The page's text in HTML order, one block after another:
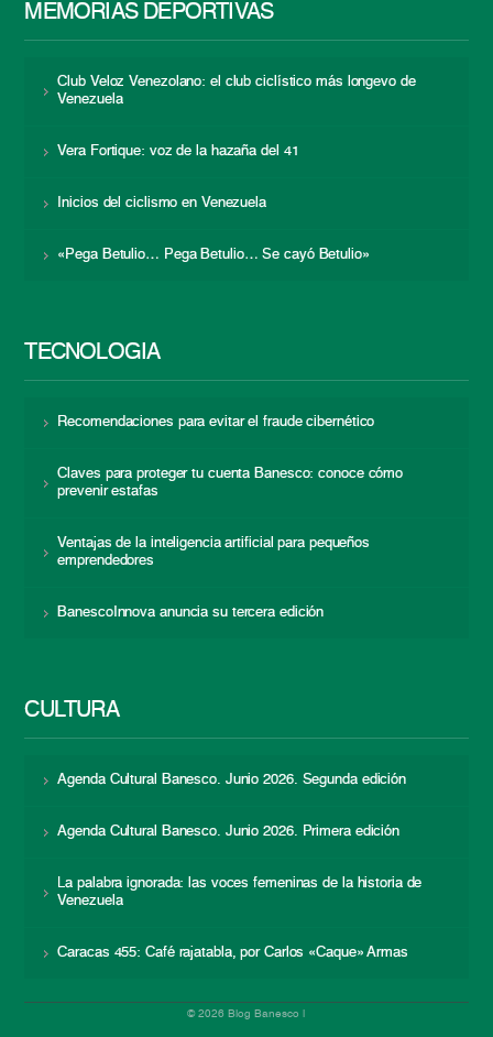
MEMORIAS DEPORTIVAS
Club Veloz Venezolano: el club ciclístico más longevo de
Venezuela
Vera Fortique: voz de la hazaña del 41
Inicios del ciclismo en Venezuela
«Pega Betulio… Pega Betulio… Se cayó Betulio»
TECNOLOGÍA
Recomendaciones para evitar el fraude cibernético
Claves para proteger tu cuenta Banesco: conoce cómo
prevenir estafas
Ventajas de la inteligencia artificial para pequeños
emprendedores
BanescoInnova anuncia su tercera edición
CULTURA
Agenda Cultural Banesco. Junio 2026. Segunda edición
Agenda Cultural Banesco. Junio 2026. Primera edición
La palabra ignorada: las voces femeninas de la historia de
Venezuela
Caracas 455: Café rajatabla, por Carlos «Caque» Armas
© 2026 Blog Banesco |